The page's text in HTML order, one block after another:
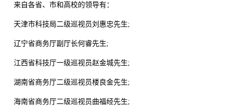
来自各省、市和高校的领导有：
天津市科技局二级巡视员刘惠忠先生;
辽宁省商务厅副厅长何睿先生;
江西省科技厅一级巡视员赵金城先生;
湖南省商务厅二级巡视员楼良金先生;
海南省商务厅二级巡视员曲福经先生;